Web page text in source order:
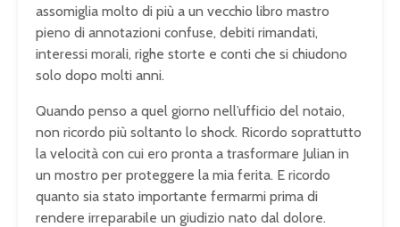
assomiglia molto di più a un vecchio libro mastro
pieno di annotazioni confuse, debiti rimandati,
interessi morali, righe storte e conti che si chiudono
solo dopo molti anni.
Quando penso a quel giorno nell’ufficio del notaio,
non ricordo più soltanto lo shock. Ricordo soprattutto
la velocità con cui ero pronta a trasformare Julian in
un mostro per proteggere la mia ferita. E ricordo
quanto sia stato importante fermarmi prima di
rendere irreparabile un giudizio nato dal dolore.